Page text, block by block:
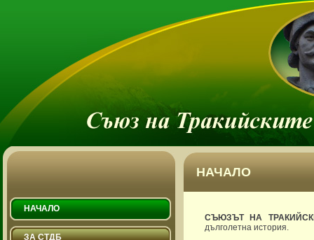
НАЧАЛО
НАЧАЛО
ЗА СТДБ
СЪЮЗЪТ НА
дълголетна история.